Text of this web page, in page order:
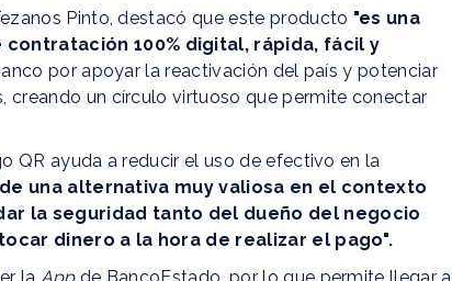
Pinto, destacó que este producto "es una
100% digital, rápida, fácil y
por apoyar la reactivación del país y potenciar
creando un círculo virtuoso que permite conectar
QR ayuda a reducir el uso de efectivo en la
una alternativa muy valiosa en el contexto
la seguridad tanto del dueño del negocio
dinero a la hora de realizar el pago".